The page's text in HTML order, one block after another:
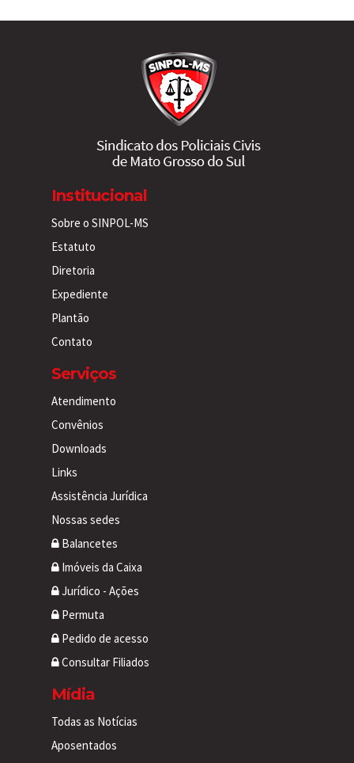
Institucional
Sobre o SINPOL-MS
Estatuto
Diretoria
Expediente
Plantão
Contato
Serviços
Atendimento
Convênios
Downloads
Links
Assistência Jurídica
Nossas sedes
Balancetes
Imóveis da Caixa
Jurídico - Ações
Permuta
Pedido de acesso
Consultar Filiados
Mídia
Todas as Notícias
Aposentados